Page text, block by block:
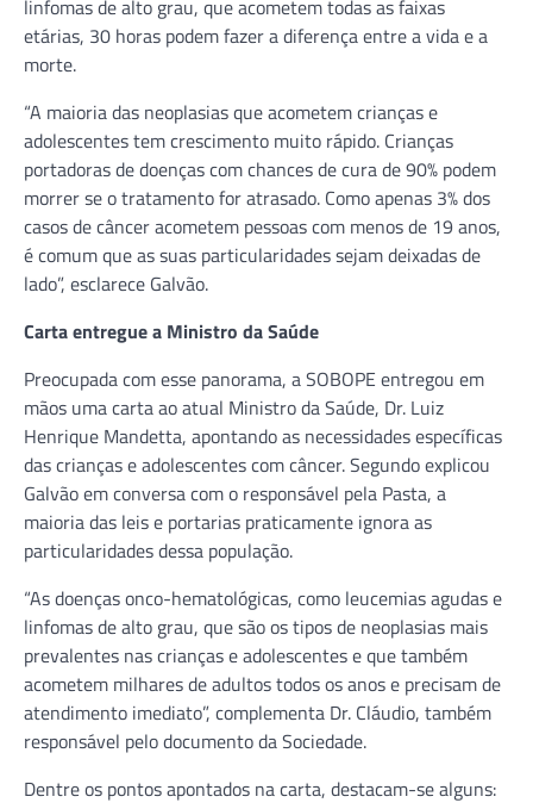
linfomas de alto grau, que acometem todas as faixas
etárias, 30 horas podem fazer a diferença entre a vida e a
morte.
“A maioria das neoplasias que acometem crianças e
adolescentes tem crescimento muito rápido. Crianças
portadoras de doenças com chances de cura de 90% podem
morrer se o tratamento for atrasado. Como apenas 3% dos
casos de câncer acometem pessoas com menos de 19 anos,
é comum que as suas particularidades sejam deixadas de
lado”, esclarece Galvão.
Carta entregue a Ministro da Saúde
Preocupada com esse panorama, a SOBOPE entregou em
mãos uma carta ao atual Ministro da Saúde, Dr. Luiz
Henrique Mandetta, apontando as necessidades específicas
das crianças e adolescentes com câncer. Segundo explicou
Galvão em conversa com o responsável pela Pasta, a
maioria das leis e portarias praticamente ignora as
particularidades dessa população.
“As doenças onco-hematológicas, como leucemias agudas e
linfomas de alto grau, que são os tipos de neoplasias mais
prevalentes nas crianças e adolescentes e que também
acometem milhares de adultos todos os anos e precisam de
atendimento imediato”, complementa Dr. Cláudio, também
responsável pelo documento da Sociedade.
Dentre os pontos apontados na carta, destacam-se alguns: